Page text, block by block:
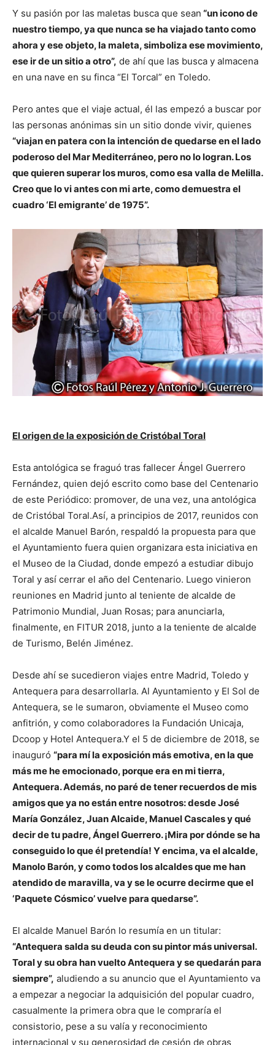
Y su pasión por las maletas busca que sean “un icono de
nuestro tiempo, ya que nunca se ha viajado tanto como
ahora y ese objeto, la maleta, simboliza ese movimiento,
ese ir de un sitio a otro”, de ahí que las busca y almacena
en una nave en su finca “El Torcal” en Toledo.
Pero antes que el viaje actual, él las empezó a buscar por
las personas anónimas sin un sitio donde vivir, quienes
“viajan en patera con la intención de quedarse en el lado
poderoso del Mar Mediterráneo, pero no lo logran. Los
que quieren superar los muros, como esa valla de Melilla.
Creo que lo vi antes con mi arte, como demuestra el
cuadro ‘El emigrante’ de 1975”.
El origen de la exposición de Cristóbal Toral
Esta antológica se fraguó tras fallecer Ángel Guerrero
Fernández, quien dejó escrito como base del Centenario
de este Periódico: promover, de una vez, una antológica
de Cristóbal Toral.Así, a principios de 2017, reunidos con
el alcalde Manuel Barón, respaldó la propuesta para que
el Ayuntamiento fuera quien organizara esta iniciativa en
el Museo de la Ciudad, donde empezó a estudiar dibujo
Toral y así cerrar el año del Centenario. Luego vinieron
reuniones en Madrid junto al teniente de alcalde de
Patrimonio Mundial, Juan Rosas; para anunciarla,
finalmente, en FITUR 2018, junto a la teniente de alcalde
de Turismo, Belén Jiménez.
Desde ahí se sucedieron viajes entre Madrid, Toledo y
Antequera para desarrollarla. Al Ayuntamiento y El Sol de
Antequera, se le sumaron, obviamente el Museo como
anfitrión, y como colaboradores la Fundación Unicaja,
Dcoop y Hotel Antequera.Y el 5 de diciembre de 2018, se
inauguró “para mí la exposición más emotiva, en la que
más me he emocionado, porque era en mi tierra,
Antequera. Además, no paré de tener recuerdos de mis
amigos que ya no están entre nosotros: desde José
María González, Juan Alcaide, Manuel Cascales y qué
decir de tu padre, Ángel Guerrero. ¡Mira por dónde se ha
conseguido lo que él pretendía! Y encima, va el alcalde,
Manolo Barón, y como todos los alcaldes que me han
atendido de maravilla, va y se le ocurre decirme que el
‘Paquete Cósmico’ vuelve para quedarse”.
El alcalde Manuel Barón lo resumía en un titular:
“Antequera salda su deuda con su pintor más universal.
Toral y su obra han vuelto Antequera y se quedarán para
siempre”, aludiendo a su anuncio que el Ayuntamiento va
a empezar a negociar la adquisición del popular cuadro,
casualmente la primera obra que le compraría el
consistorio, pese a su valía y reconocimiento
internacional y su generosidad de cesión de obras